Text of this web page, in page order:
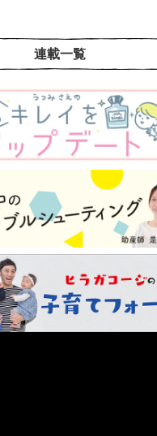
連載一覧